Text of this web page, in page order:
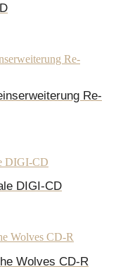
Re-
DIGI-CD
Wolves CD-R